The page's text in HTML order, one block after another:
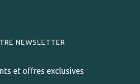
NEWSLETTER
et offres exclusives